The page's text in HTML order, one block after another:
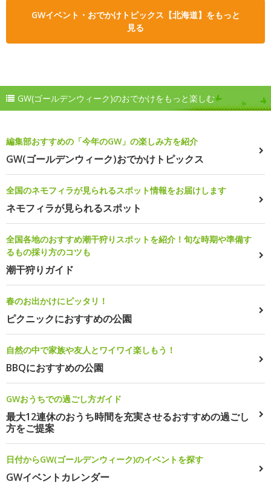
GWイベント・おでかけトピックス【北海道】をもっと
見る
GW(ゴールデンウィーク)のおでかけをもっと楽しむ
編集部おすすめの「今年のGW」の楽しみ方を紹介
GW(ゴールデンウィーク)おでかけトピックス
全国のネモフィラが見られるスポット情報をお届けします
ネモフィラが見られるスポット
全国各地のおすすめ潮干狩りスポットを紹介！旬な時期や準備す
るもの採り方のコツも
潮干狩りガイド
春のお出かけにピッタリ！
ピクニックにおすすめの公園
自然の中で家族や友人とワイワイ楽しもう！
BBQにおすすめの公園
GWおうちでの過ごし方ガイド
最大12連休のおうち時間を充実させるおすすめの過ごし
方をご提案
日付からGW(ゴールデンウィーク)のイベントを探す
GWイベントカレンダー